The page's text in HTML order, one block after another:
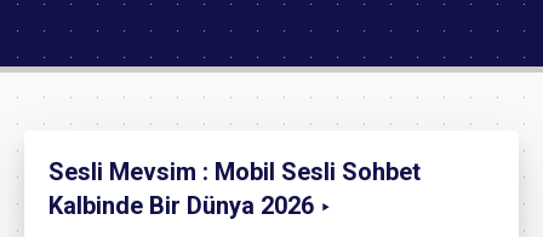
Sesli Mevsim : Mobil Sesli Sohbet
Kalbinde Bir Dünya 2026 ‣